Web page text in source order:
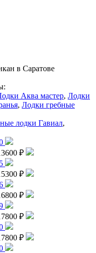
в Саратове
Аква мастер, Лодки
, Лодки гребные
лодки Гавиал,
₽
₽
₽
₽
₽